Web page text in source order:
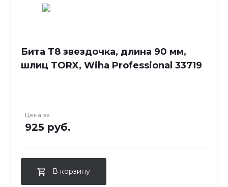
Бита T8 звездочка, длина 90 мм,
шлиц TORX, Wiha Professional 33719
Цена за
925 руб.
В корзину